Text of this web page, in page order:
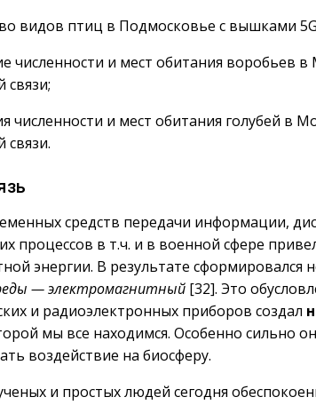
видов птиц в Подмосковье с вышками
численности и мест обитания воробьев в
связи;
численности и мест обитания голубей в
связи.
средств передачи информации,
процессов в т.ч. и в военной сфере
энергии. В результате сформировался
— электромагнитный [32]. Это
и радиоэлектронных приборов создал
мы все находимся. Особенно сильно
воздействие на биосферу.
и простых людей сегодня